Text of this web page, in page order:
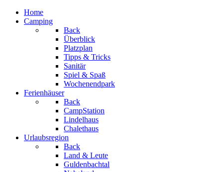
Home
Camping
Back
Überblick
Platzplan
Tipps & Tricks
Sanitär
Spiel & Spaß
Wochen­­end­park
Ferienhäuser
Back
CampStation
Lindelhaus
Chalethaus
Urlaubsregion
Back
Land & Leute
Guldenbachtal